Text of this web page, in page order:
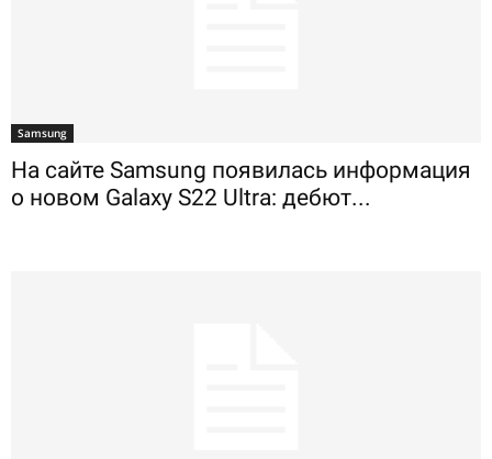
Samsung
На сайте Samsung появилась информация
о новом Galaxy S22 Ultra: дебют...